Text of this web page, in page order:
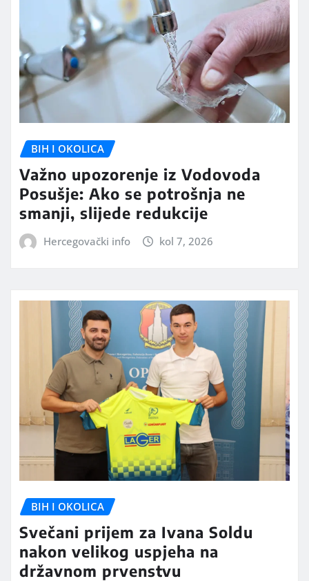
BIH I OKOLICA
Važno upozorenje iz Vodovoda
Posušje: Ako se potrošnja ne
smanji, slijede redukcije
Hercegovački info kol 7, 2026
BIH I OKOLICA
Svečani prijem za Ivana Soldu
nakon velikog uspjeha na
državnom prvenstvu